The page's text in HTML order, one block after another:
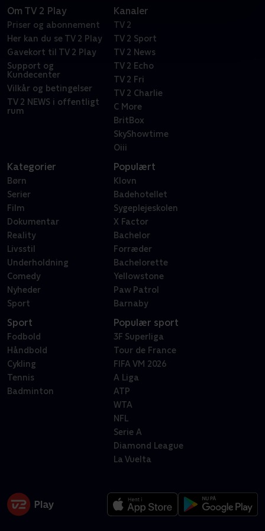
Om TV 2 Play
Priser og abonnement
Her kan du se TV 2 Play
Gavekort til TV 2 Play
Support og
Kundecenter
Vilkår og betingelser
TV 2 NEWS i offentligt
rum
Kanaler
TV 2
TV 2 Sport
TV 2 News
TV 2 Echo
TV 2 Fri
TV 2 Charlie
C More
BritBox
SkyShowtime
Oiii
Kategorier
Børn
Serier
Film
Dokumentar
Reality
Livsstil
Underholdning
Comedy
Nyheder
Sport
Populært
Klovn
Badehotellet
Sygeplejeskolen
X Factor
Bachelor
Forræder
Bachelorette
Yellowstone
Paw Patrol
Barnaby
Sport
Fodbold
Håndbold
Cykling
Tennis
Badminton
Populær sport
3F Superliga
Tour de France
FIFA VM 2026
A Liga
ATP
WTA
NFL
Serie A
Diamond League
La Vuelta